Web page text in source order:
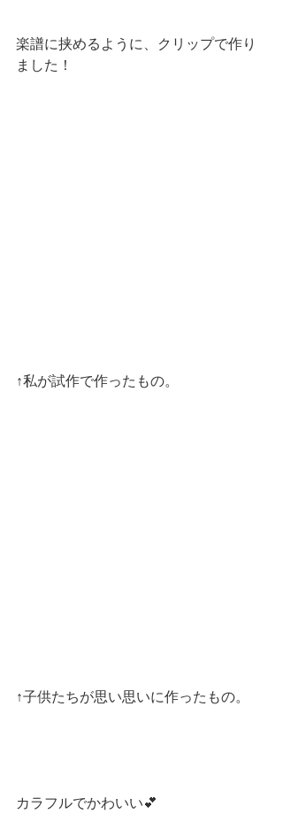
楽譜に挟めるように、クリップで作り
ました！
↑私が試作で作ったもの。
↑子供たちが思い思いに作ったもの。
カラフルでかわいい💕